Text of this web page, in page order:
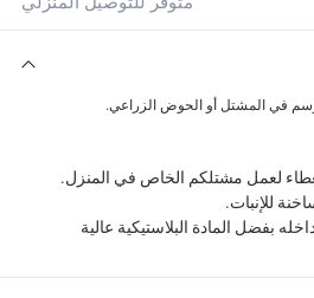
في المشتل أو الحوض الزراعي.
لعمل مشتلكم الخاص في المنزل.
للإنبات.
بفضل المادة البلاستيكية عالية